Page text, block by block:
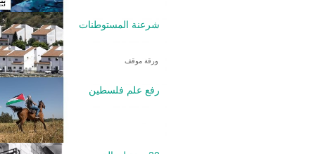
شرعنة المستوطنات
ورقة موقف
رفع علم فلسطين